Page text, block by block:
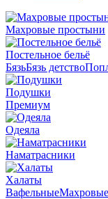
Махровые простыни
Постельное бельё
БязьБязь детство
Подушки
Премиум
Одеяла
Наматрасники
Халаты
ВафельныеМахровые